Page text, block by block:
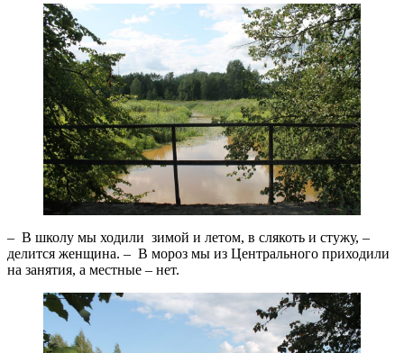
– В школу мы ходили зимой и летом, в слякоть и стужу, –
делится женщина. – В мороз мы из Центрального приходили
на занятия, а местные – нет.